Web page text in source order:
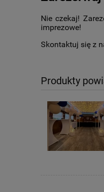
Nie czekaj!
imprezowe!
Skontaktuj się z
Produkty